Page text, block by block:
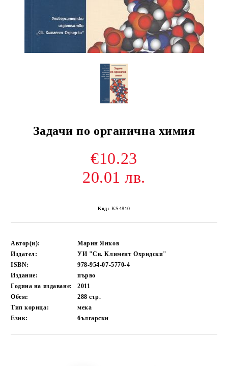
Задачи по органична химия
€10.23
20.01 лв.
Код: KS4810
Автор(и):
Марин Янков
Издател:
УИ "Св. Климент Охридски"
ISBN:
978-954-07-5770-4
Издание:
първо
Година на издаване:
2011
Обем:
288стр.
Тип корица:
мека
Език:
български